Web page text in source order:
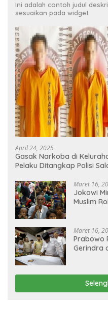
Ini adalah contoh judul
sesuaikan pada widget
April 24, 2025
Gasak Narkoba di
Pelaku Ditangkap Polisi
Maret 16,
Jokowi
Muslim
Maret 16,
Prabowo
Gerindra